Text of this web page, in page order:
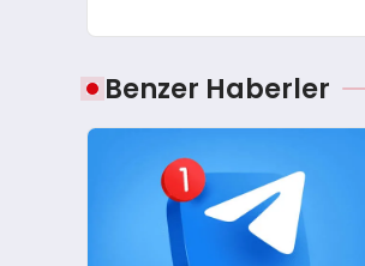
Benzer Haberler